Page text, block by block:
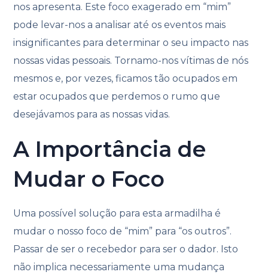
nos apresenta. Este foco exagerado em “mim”
pode levar-nos a analisar até os eventos mais
insignificantes para determinar o seu impacto nas
nossas vidas pessoais. Tornamo-nos vítimas de nós
mesmos e, por vezes, ficamos tão ocupados em
estar ocupados que perdemos o rumo que
desejávamos para as nossas vidas.
A Importância de
Mudar o Foco
Uma possível solução para esta armadilha é
mudar o nosso foco de “mim” para “os outros”.
Passar de ser o recebedor para ser o dador. Isto
não implica necessariamente uma mudança